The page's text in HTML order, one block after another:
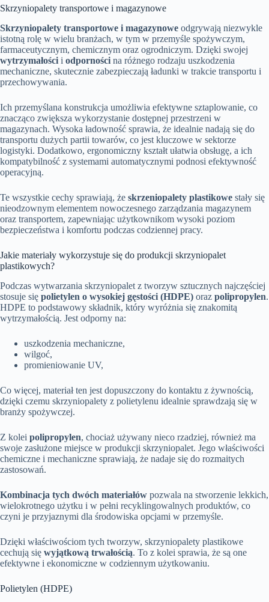
Skrzyniopalety transportowe i magazynowe
Skrzyniopalety transportowe i magazynowe odgrywają niezwykle
istotną rolę w wielu branżach, w tym w przemyśle spożywczym,
farmaceutycznym, chemicznym oraz ogrodniczym. Dzięki swojej
wytrzymałości i odporności na różnego rodzaju uszkodzenia
mechaniczne, skutecznie zabezpieczają ładunki w trakcie transportu i
przechowywania.
Ich przemyślana konstrukcja umożliwia efektywne sztaplowanie, co
znacząco zwiększa wykorzystanie dostępnej przestrzeni w
magazynach. Wysoka ładowność sprawia, że idealnie nadają się do
transportu dużych partii towarów, co jest kluczowe w sektorze
logistyki. Dodatkowo, ergonomiczny kształt ułatwia obsługę, a ich
kompatybilność z systemami automatycznymi podnosi efektywność
operacyjną.
Te wszystkie cechy sprawiają, że skrzeniopalety plastikowe stały się
nieodzownym elementem nowoczesnego zarządzania magazynem
oraz transportem, zapewniając użytkownikom wysoki poziom
bezpieczeństwa i komfortu podczas codziennej pracy.
Jakie materiały wykorzystuje się do produkcji skrzyniopalet
plastikowych?
Podczas wytwarzania skrzyniopalet z tworzyw sztucznych najczęściej
stosuje się polietylen o wysokiej gęstości (HDPE) oraz polipropylen.
HDPE to podstawowy składnik, który wyróżnia się znakomitą
wytrzymałością. Jest odporny na:
uszkodzenia mechaniczne,
wilgoć,
promieniowanie UV,
Co więcej, materiał ten jest dopuszczony do kontaktu z żywnością,
dzięki czemu skrzyniopalety z polietylenu idealnie sprawdzają się w
branży spożywczej.
Z kolei polipropylen, chociaż używany nieco rzadziej, również ma
swoje zasłużone miejsce w produkcji skrzyniopalet. Jego właściwości
chemiczne i mechaniczne sprawiają, że nadaje się do rozmaitych
zastosowań.
Kombinacja tych dwóch materiałów pozwala na stworzenie lekkich,
wielokrotnego użytku i w pełni recyklingowalnych produktów, co
czyni je przyjaznymi dla środowiska opcjami w przemyśle.
Dzięki właściwościom tych tworzyw, skrzyniopalety plastikowe
cechują się wyjątkową trwałością. To z kolei sprawia, że są one
efektywne i ekonomiczne w codziennym użytkowaniu.
Polietylen (HDPE)